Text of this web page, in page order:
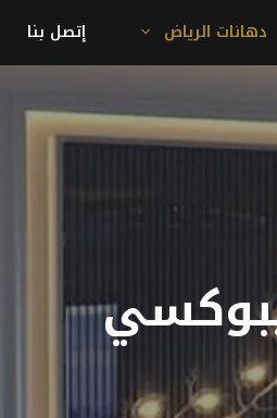
دهانات الرياض إتصل بنا